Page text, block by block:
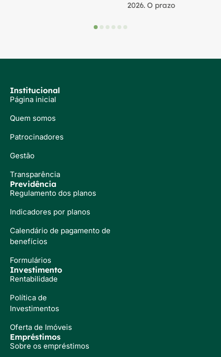
2026. O prazo
Institucional
Página inicial
Quem somos
Patrocinadores
Gestão
Transparência
Previdência
Regulamento dos planos
Indicadores por planos
Calendário de pagamento de
benefícios
Formulários
Investimento
Rentabilidade
Política de
Investimentos
Oferta de Imóveis
Empréstimos
Sobre os empréstimos